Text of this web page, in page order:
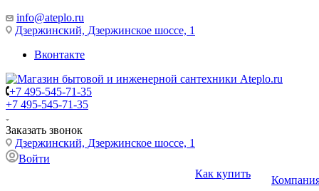
info@ateplo.ru
Дзержинский, Дзержинское шоссе, 1
Вконтакте
+7 495-545-71-35
+7 495-545-71-35
Заказать звонок
Дзержинский, Дзержинское шоссе, 1
Войти
Как купить